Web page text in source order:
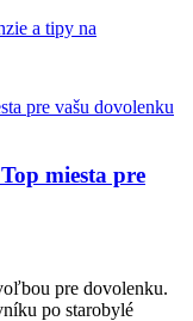
a tipy na
miesta pre
pre dovolenku.
po starobylé